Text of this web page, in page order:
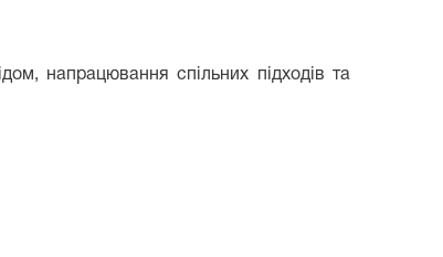
напрацювання спільних підходів та